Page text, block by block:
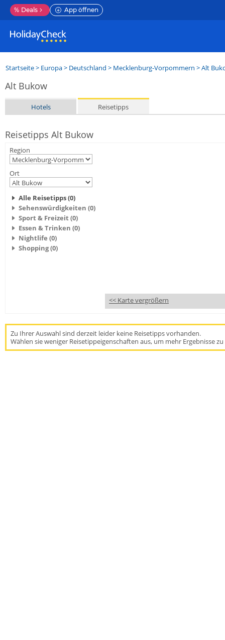
% Deals App öffnen
Startseite> Europa> Deutschland > Mecklenburg-Vorpommern >Alt
Alt Bukow
Hotels Reisetipps
Reisetipps Alt Bukow
Region
Ort
Alle Reisetipps (0)
Sehenswürdigkeiten (0)
Sport & Freizeit (0)
Essen & Trinken (0)
Nightlife (0)
Shopping (0)
<< Karte vergrößern
Zu Ihrer Auswahl sind derzeit leider keine Reisetipps vorhanden.
Wählen sie weniger Reisetippeigenschaften aus, um mehr Ergebnisse